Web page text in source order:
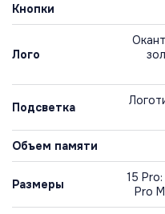
Кнопки
Лого
Подсветка
Объем памяти
Размеры
15
Pro